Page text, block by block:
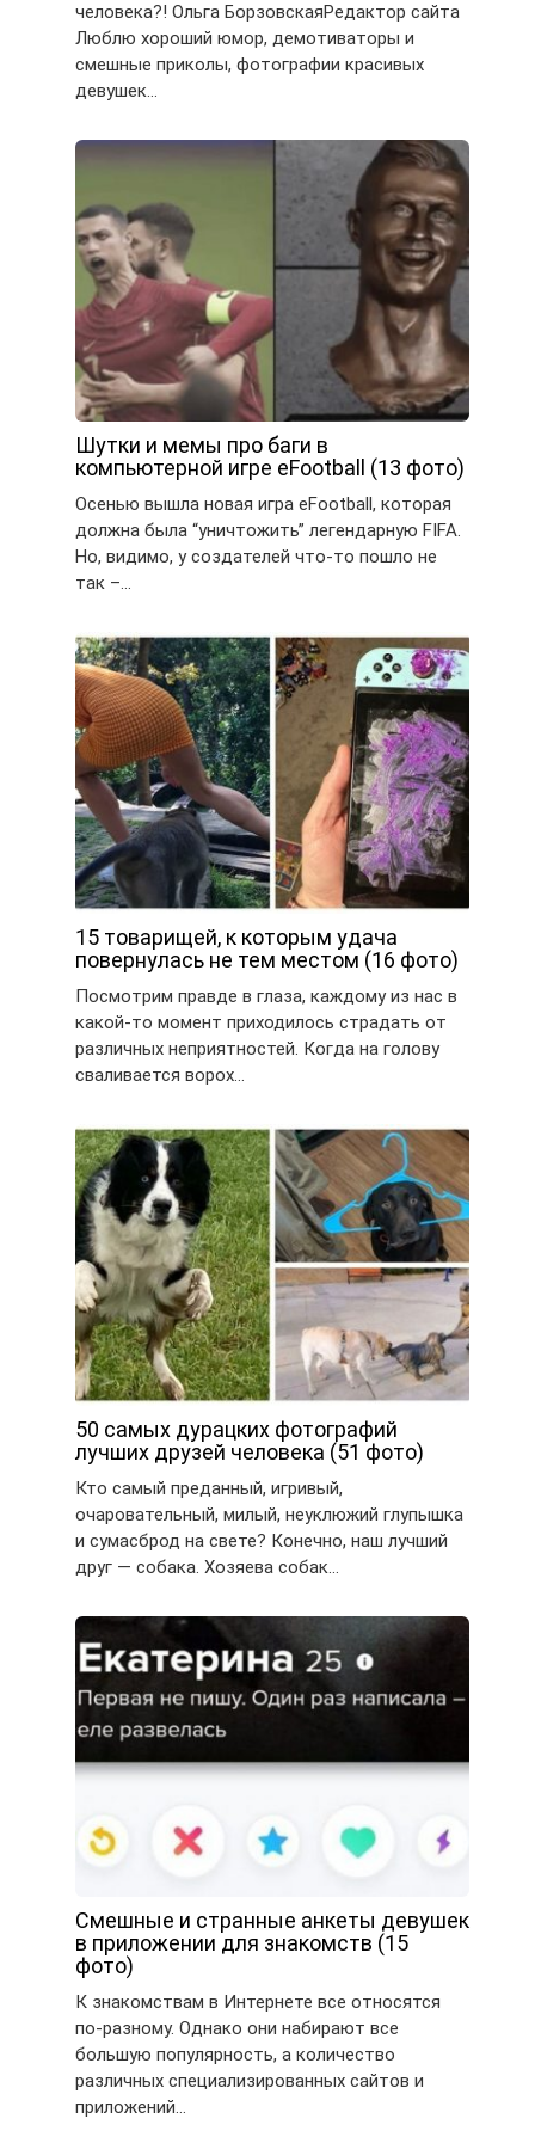
человека?! Ольга БорзовскаяРедактор сайта
Люблю хороший юмор, демотиваторы и
смешные приколы, фотографии красивых
девушек…
Шутки и мемы про баги в
компьютерной игре eFootball (13 фото)
Осенью вышла новая игра eFootball, которая
должна была “уничтожить” легендарную FIFA.
Но, видимо, у создателей что-то пошло не
так –…
15 товарищей, к которым удача
повернулась не тем местом (16 фото)
Посмотрим правде в глаза, каждому из нас в
какой-то момент приходилось страдать от
различных неприятностей. Когда на голову
сваливается ворох…
50 самых дурацких фотографий
лучших друзей человека (51 фото)
Кто самый преданный, игривый,
очаровательный, милый, неуклюжий глупышка
и сумасброд на свете? Конечно, наш лучший
друг — собака. Хозяева собак…
Смешные и странные анкеты девушек
в приложении для знакомств (15
фото)
К знакомствам в Интернете все относятся
по-разному. Однако они набирают все
большую популярность, а количество
различных специализированных сайтов и
приложений…